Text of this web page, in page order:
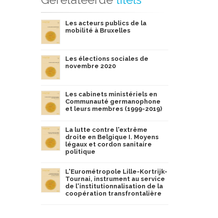
Les acteurs publics de la
mobilité à Bruxelles
Les élections sociales de
novembre 2020
Les cabinets ministériels en
Communauté germanophone
et leurs membres (1999-2019)
La lutte contre l'extrême
droite en Belgique I. Moyens
légaux et cordon sanitaire
politique
L'Eurométropole Lille-Kortrijk-
Tournai, instrument au service
de l'institutionnalisation de la
coopération transfrontalière